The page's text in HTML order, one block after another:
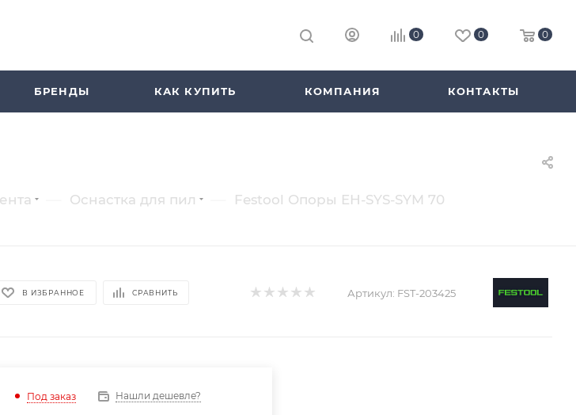
0 0 0
БРЕНДЫ КАК КУПИТЬ КОМПАНИЯ КОНТАКТЫ
Оснастка для пил Festool Опоры EH-SYS-SYM 70
В ИЗБРАННОЕ СРАВНИТЬ Артикул: FST-203425
Под заказ Нашли дешевле?